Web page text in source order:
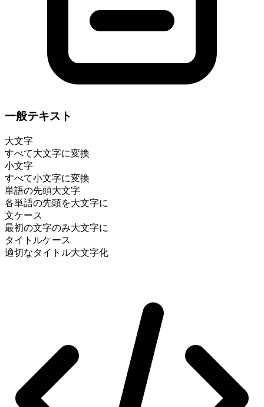
一般テキスト
大文字
すべて大文字に変換
小文字
すべて小文字に変換
単語の先頭大文字
各単語の先頭を大文字に
文ケース
最初の文字のみ大文字に
タイトルケース
適切なタイトル大文字化